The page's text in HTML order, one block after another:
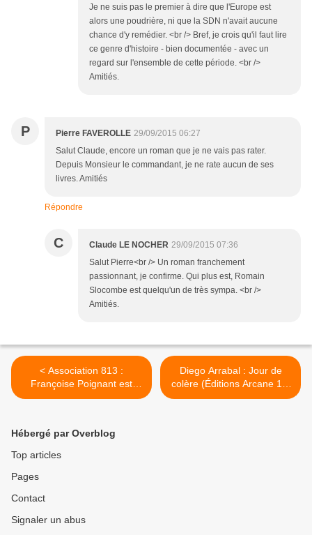
Je ne suis pas le premier à dire que l'Europe est
alors une poudrière, ni que la SDN n'avait aucune
chance d'y remédier. <br /> Bref, je crois qu'il faut lire
ce genre d'histoire - bien documentée - avec un
regard sur l'ensemble de cette période. <br />
Amitiés.
P Pierre FAVEROLLE 29/09/2015 06:27
Salut Claude, encore un roman que je ne vais pas rater.
Depuis Monsieur le commandant, je ne rate aucun de ses
livres. Amitiés
Répondre
C Claude LE NOCHER 29/09/2015 07:36
Salut Pierre<br /> Un roman franchement
passionnant, je confirme. Qui plus est, Romain
Slocombe est quelqu'un de très sympa. <br />
Amitiés.
< Association 813 :
Françoise Poignant est
décédée
Diego Arrabal : Jour de
colère (Éditions Arcane 17,
2015) >
Hébergé par Overblog
Top articles
Pages
Contact
Signaler un abus